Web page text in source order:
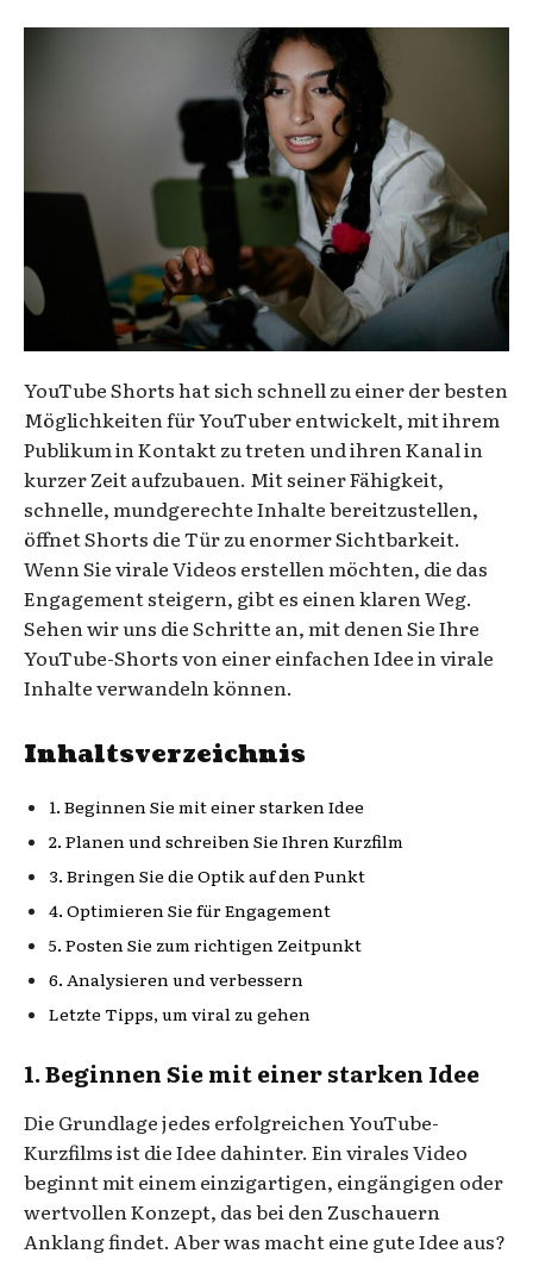
YouTube Shorts hat sich schnell zu einer der besten
Möglichkeiten für YouTuber entwickelt, mit ihrem
Publikum in Kontakt zu treten und ihren Kanal in
kurzer Zeit aufzubauen. Mit seiner Fähigkeit,
schnelle, mundgerechte Inhalte bereitzustellen,
öffnet Shorts die Tür zu enormer Sichtbarkeit.
Wenn Sie virale Videos erstellen möchten, die das
Engagement steigern, gibt es einen klaren Weg.
Sehen wir uns die Schritte an, mit denen Sie Ihre
YouTube-Shorts von einer einfachen Idee in virale
Inhalte verwandeln können.
Inhaltsverzeichnis
1. Beginnen Sie mit einer starken Idee
2. Planen und schreiben Sie Ihren Kurzfilm
3. Bringen Sie die Optik auf den Punkt
4. Optimieren Sie für Engagement
5. Posten Sie zum richtigen Zeitpunkt
6. Analysieren und verbessern
Letzte Tipps, um viral zu gehen
1. Beginnen Sie mit einer starken Idee
Die Grundlage jedes erfolgreichen YouTube-
Kurzfilms ist die Idee dahinter. Ein virales Video
beginnt mit einem einzigartigen, eingängigen oder
wertvollen Konzept, das bei den Zuschauern
Anklang findet. Aber was macht eine gute Idee aus?